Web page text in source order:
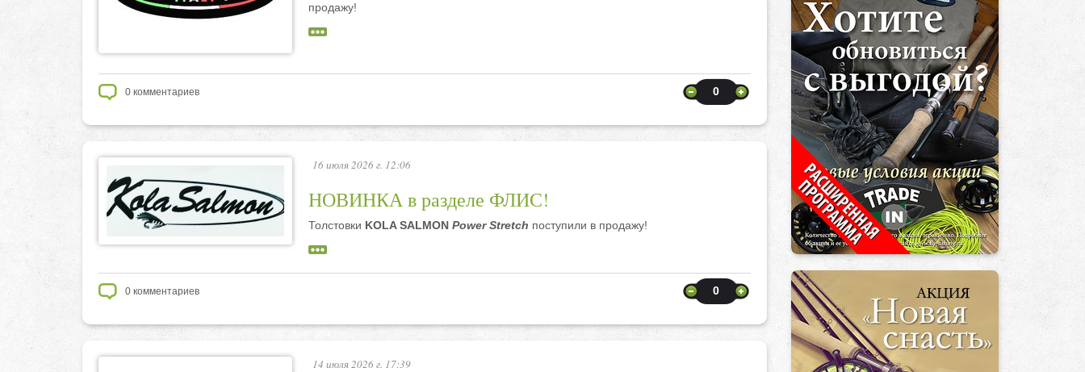
продажу!
0 комментариев 0
16 июля 2026 г. 12:06
НОВИНКА в разделе ФЛИС!
Толстовки KOLA SALMON Power Stretch поступили в продажу!
0 комментариев 0
14 июля 2026 г. 17:39